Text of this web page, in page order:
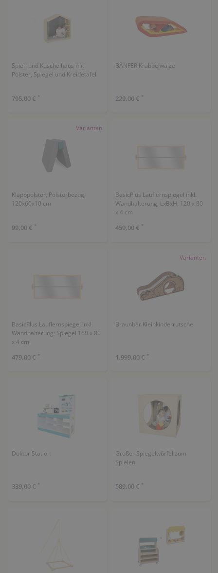
Spiel- und Kuschelhaus mit
Polster, Spiegel und Kreidetafel
795,00 € *
BÄNFER Krabbelwalze
229,00 € *
Varianten
Klapppolster, Polsterbezug,
120x60x10 cm
99,00 € *
BasicPlus Lauflernspiegel inkl.
Wandhalterung; LxBxH: 120 x 80
x 4 cm
459,00 € *
BasicPlus Lauflernspiegel inkl.
Wandhalterung; Spiegel 160 x 80
x 4 cm
479,00 € *
Varianten
Braunbär Kleinkinderrutsche
1.999,00 € *
Doktor Station
339,00 € *
Großer Spiegelwürfel zum
Spielen
589,00 € *